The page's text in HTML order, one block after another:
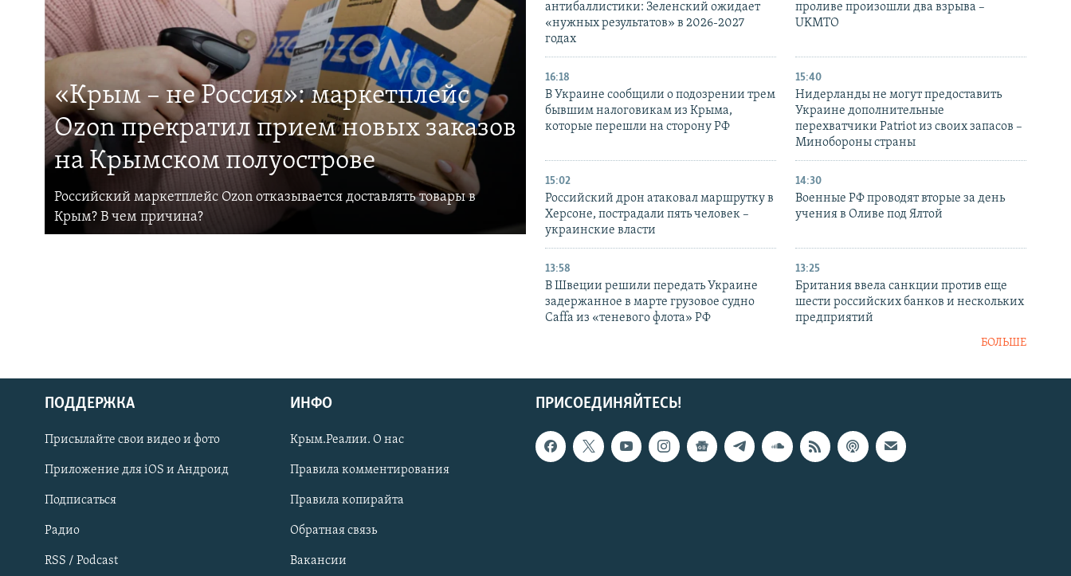
Українською
Qırımtatar
ПРИСОЕДИНЯЙТЕСЬ!
«Крым – не Россия»: маркетплейс
Ozon прекратил прием новых заказов
на Крымском полуострове
Российский маркетплейс Ozon отказывается доставлять товары в
Крым? В чем причина?
антибаллистики: Зеленский ожидает
«нужных результатов» в 2026-2027
годах
проливе произошли два взрыва –
UKMTO
16:18
В Украине сообщили о подозрении трем
бывшим налоговикам из Крыма,
которые перешли на сторону РФ
15:40
Нидерланды не могут предоставить
Украине дополнительные
перехватчики Patriot из своих запасов –
Минобороны страны
15:02
Российский дрон атаковал маршрутку в
Херсоне, пострадали пять человек –
украинские власти
14:30
Военные РФ проводят вторые за день
учения в Оливе под Ялтой
13:58
В Швеции решили передать Украине
задержанное в марте грузовое судно
Caffa из «теневого флота» РФ
13:25
Британия ввела санкции против еще
шести российских банков и нескольких
предприятий
БОЛЬШЕ
ПРИСОЕДИНЯЙТЕСЬ!
ПОДДЕРЖКА
Присылайте свои видео и фото
Приложение для iOS и Андроид
Подписаться
Радио
RSS / Podcast
ИНФО
Крым.Реалии. О нас
Правила комментирования
Правила копирайта
Обратная связь
Вакансии